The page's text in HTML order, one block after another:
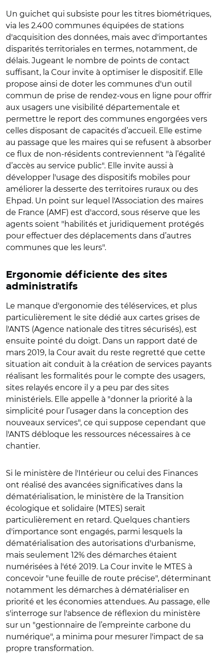
Un guichet qui subsiste pour les titres biométriques,
via les 2.400 communes équipées de stations
d'acquisition des données, mais avec d'importantes
disparités territoriales en termes, notamment, de
délais. Jugeant le nombre de points de contact
suffisant, la Cour invite à optimiser le dispositif. Elle
propose ainsi de doter les communes d'un outil
commun de prise de rendez-vous en ligne pour offrir
aux usagers une visibilité départementale et
permettre le report des communes engorgées vers
celles disposant de capacités d’accueil. Elle estime
au passage que les maires qui se refusent à absorber
ce flux de non-résidents contreviennent "à l’égalité
d’accès au service public". Elle invite aussi à
développer l'usage des dispositifs mobiles pour
améliorer la desserte des territoires ruraux ou des
Ehpad. Un point sur lequel l'Association des maires
de France (AMF) est d'accord, sous réserve que les
agents soient "habilités et juridiquement protégés
pour effectuer des déplacements dans d’autres
communes que les leurs".
Ergonomie déficiente des sites
administratifs
Le manque d'ergonomie des téléservices, et plus
particulièrement le site dédié aux cartes grises de
l'ANTS (Agence nationale des titres sécurisés), est
ensuite pointé du doigt. Dans un rapport daté de
mars 2019, la Cour avait du reste regretté que cette
situation ait conduit à la création de services payants
réalisant les formalités pour le compte des usagers,
sites relayés encore il y a peu par des sites
ministériels. Elle appelle à "donner la priorité à la
simplicité pour l’usager dans la conception des
nouveaux services", ce qui suppose cependant que
l'ANTS débloque les ressources nécessaires à ce
chantier.
Si le ministère de l'Intérieur ou celui des Finances
ont réalisé des avancées significatives dans la
dématérialisation, le ministère de la Transition
écologique et solidaire (MTES) serait
particulièrement en retard. Quelques chantiers
d'importance sont engagés, parmi lesquels la
dématérialisation des autorisations d'urbanisme,
mais seulement 12% des démarches étaient
numérisées à l'été 2019. La Cour invite le MTES à
concevoir "une feuille de route précise", déterminant
notamment les démarches à dématérialiser en
priorité et les économies attendues. Au passage, elle
s'interroge sur l'absence de réflexion du ministère
sur un "gestionnaire de l’empreinte carbone du
numérique", a minima pour mesurer l'impact de sa
propre transformation.